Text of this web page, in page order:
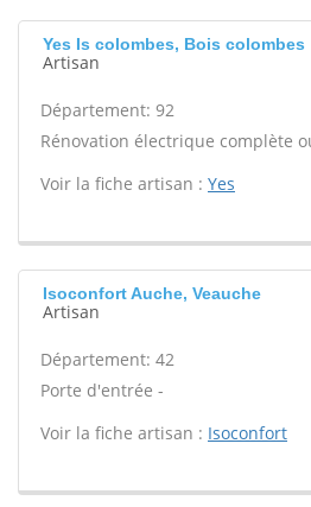
Yes Is colombes, Bois colombes
Artisan
Département: 92
Rénovation électrique complète
Voir la fiche artisan : Yes
Isoconfort Auche, Veauche
Artisan
Département: 42
Porte d'entrée -
Voir la fiche artisan : Isoconfort